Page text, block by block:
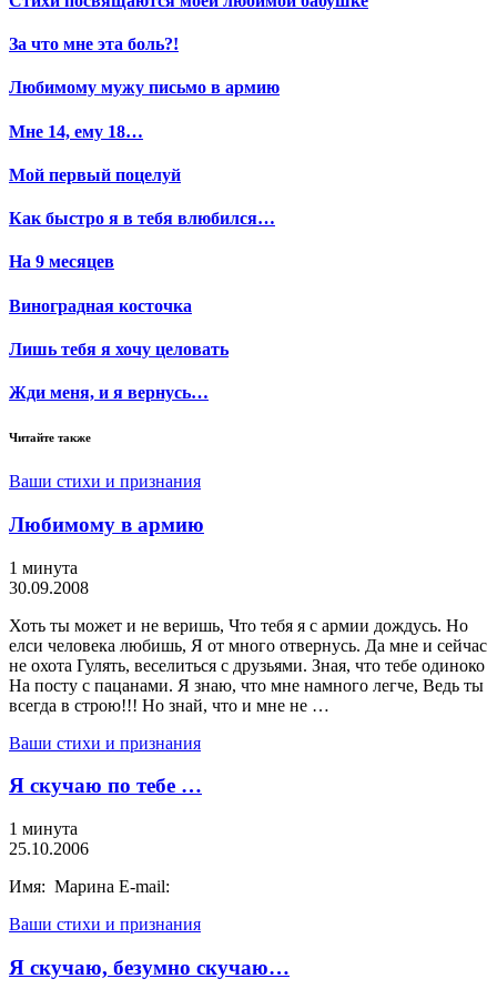
За что мне эта боль?!
Любимому мужу письмо в армию
Мне 14, ему 18…
Мой первый поцелуй
Как быстро я в тебя влюбился…
На 9 месяцев
Виноградная косточка
Лишь тебя я хочу целовать
Жди меня, и я вернусь…
Читайте также
Ваши стихи и признания
Любимому в армию
1 минута
30.09.2008
Хоть ты может и не веришь, Что тебя я с армии дождусь. Но
елси человека любишь, Я от много отвернусь. Да мне и сейчас
не охота Гулять, веселиться с друзьями. Зная, что тебе одиноко
На посту с пацанами. Я знаю, что мне намного легче, Ведь ты
всегда в строю!!! Но знай, что и мне не …
Ваши стихи и признания
Я скучаю по тебе …
1 минута
25.10.2006
Имя: Марина E-mail:
Ваши стихи и признания
Я скучаю, безумно скучаю…